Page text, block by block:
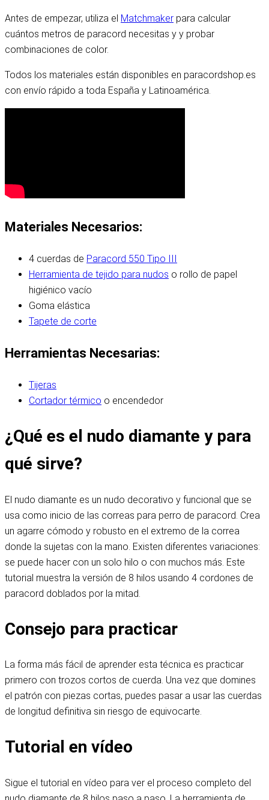
Antes de empezar, utiliza el Matchmaker para calcular
cuántos metros de paracord necesitas y y probar
combinaciones de color.
Todos los materiales están disponibles en paracordshop.es
con envío rápido a toda España y Latinoamérica.
Materiales Necesarios:
4 cuerdas de Paracord 550 Tipo III
Herramienta de tejido para nudos o rollo de papel
higiénico vacío
Goma elástica
Tapete de corte
Herramientas Necesarias:
Tijeras
Cortador térmico o encendedor
¿Qué es el nudo diamante y para
qué sirve?
El nudo diamante es un nudo decorativo y funcional que se
usa como inicio de las correas para perro de paracord. Crea
un agarre cómodo y robusto en el extremo de la correa
donde la sujetas con la mano. Existen diferentes variaciones:
se puede hacer con un solo hilo o con muchos más. Este
tutorial muestra la versión de 8 hilos usando 4 cordones de
paracord doblados por la mitad.
Consejo para practicar
La forma más fácil de aprender esta técnica es practicar
primero con trozos cortos de cuerda. Una vez que domines
el patrón con piezas cortas, puedes pasar a usar las cuerdas
de longitud definitiva sin riesgo de equivocarte.
Tutorial en vídeo
Sigue el tutorial en vídeo para ver el proceso completo del